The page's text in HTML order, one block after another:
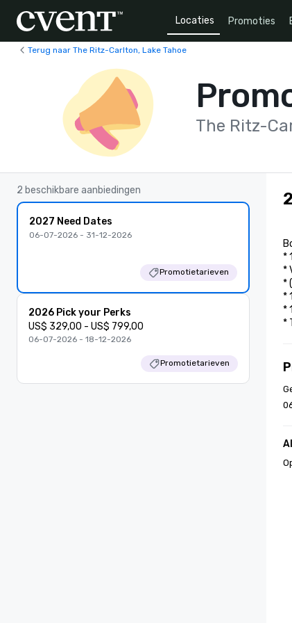
Locaties Promoties
Terug naar The Ritz-Carlton, Lake Tahoe
The Ritz-
2 beschikbare aanbiedingen
2027 Need Dates
06-07-2026 - 31-12-2026
Promotietarieven
2026 Pick your Perks
US$ 329,00 - US$ 799,00
06-07-2026 - 18-12-2026
Promotietarieven
*
*
*
*
*
*